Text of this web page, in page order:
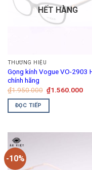
HẾT HÀNG
THƯƠNG HIỆU
Gọng kính Vogue VO-2903
chính hãng
₫1.950.000 Giá
gốc
là:
₫1.560.000Giá
ĐỌC TIẾP
-10%